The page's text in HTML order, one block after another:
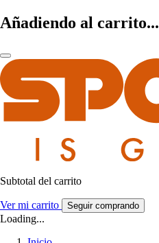
Añadiendo al carrito...
Subtotal del carrito
Ver mi carrito Seguir comprando
Loading...